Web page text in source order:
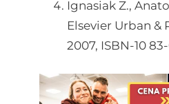
Ignasiak Z.,
Elsevier Urban &
2007, ISBN-10